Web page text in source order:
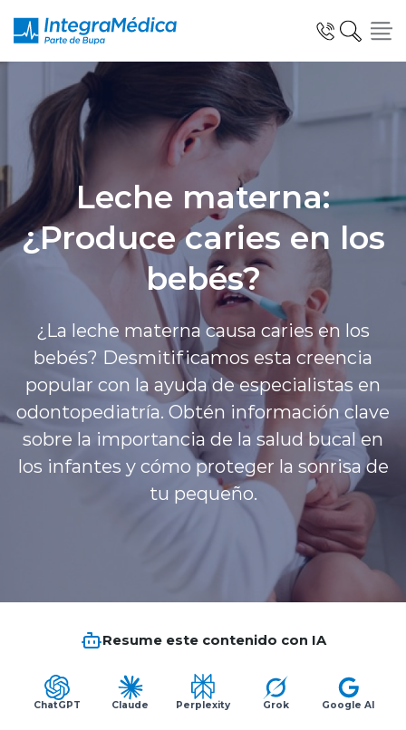
Especialidades y Servicios
Telemedicina Blua
Clínicas Dentales
Planes y Convenios
Pacientes Fonasa
Reserva de Horas
modo claro
Leche materna:
¿Produce caries en los
bebés?
¿La leche materna causa caries en los
bebés? Desmitificamos esta creencia
popular con la ayuda de especialistas en
odontopediatría. Obtén información clave
sobre la importancia de la salud bucal en
los infantes y cómo proteger la sonrisa de
tu pequeño.
Resume este contenido con IA
ChatGPT Claude Perplexity Grok Google AI